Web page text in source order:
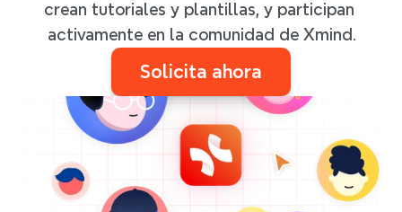
crean tutoriales y plantillas, y participan
activamente en la comunidad de Xmind.
Solicita ahora